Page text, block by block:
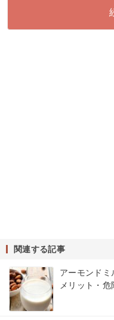
関連する記事
アーモンド
メリット・危